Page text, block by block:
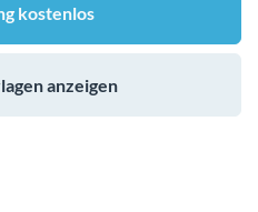
kostenlos
anzeigen